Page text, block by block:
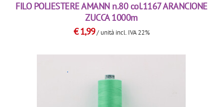
FILO POLIESTERE AMANN n.80 col.1167 ARANCIONE
ZUCCA 1000m
€1,99 / unità incl. IVA 22%